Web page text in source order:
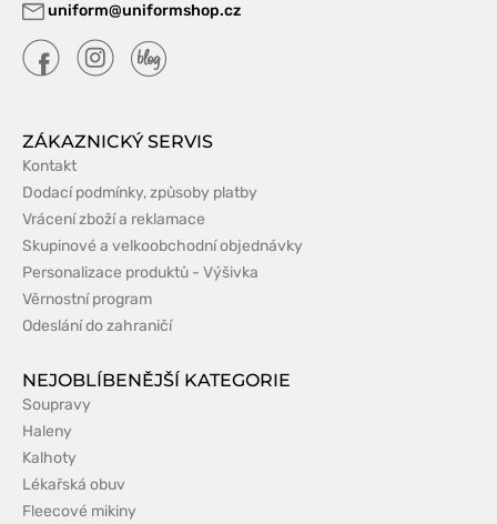
uniform@uniformshop.cz
ZÁKAZNICKÝ SERVIS
Kontakt
Dodací podmínky, způsoby platby
Vrácení zboží a reklamace
Skupinové a velkoobchodní objednávky
Personalizace produktů - Výšivka
Věrnostní program
Odeslání do zahraničí
NEJOBLÍBENĚJŠÍ KATEGORIE
Soupravy
Haleny
Kalhoty
Lékařská obuv
Fleecové mikiny